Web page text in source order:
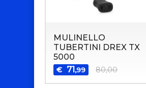
MULINELLO
TUBERTINI DREX TX
5000
€ 71,99 80,00